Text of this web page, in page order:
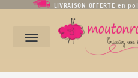
LIVRAISON OFFERTE en